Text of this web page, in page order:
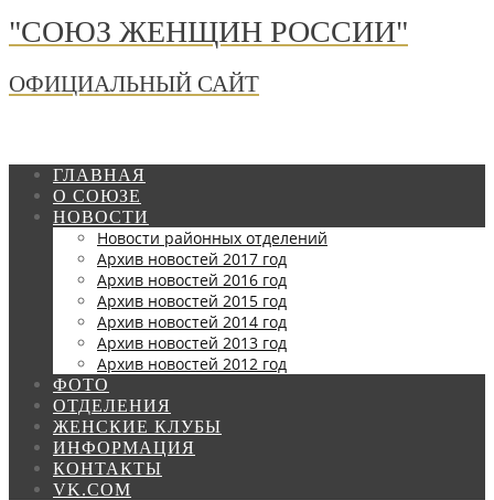
"СОЮЗ ЖЕНЩИН РОССИИ"
ОФИЦИАЛЬНЫЙ САЙТ
ГЛАВНАЯ
О СОЮЗЕ
НОВОСТИ
Новости районных отделений
Архив новостей 2017 год
Архив новостей 2016 год
Архив новостей 2015 год
Архив новостей 2014 год
Архив новостей 2013 год
Архив новостей 2012 год
ФОТО
ОТДЕЛЕНИЯ
ЖЕНСКИЕ КЛУБЫ
ИНФОРМАЦИЯ
КОНТАКТЫ
VK.COM